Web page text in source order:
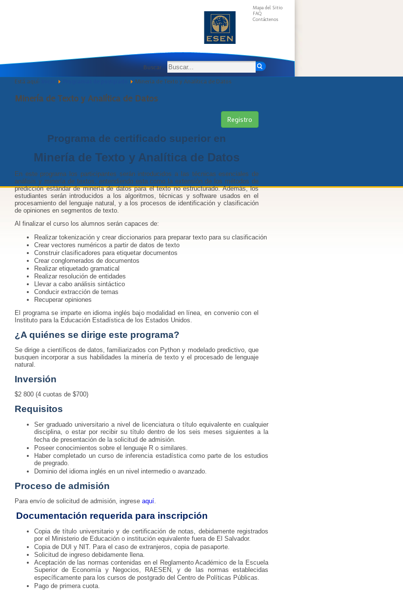
Mapa del Sitio
FAQ
Contáctenos
Buscar...
Está aquí: Minería de Texto y Analítica de Datos
Minería de Texto y Analítica de Datos
Registro
Programa de certificado superior en
Minería de Texto y Analítica de Datos
En este programa los participantes serán introducidos a las técnicas esenciales de
análisis y minería de textos, entendiendo esta como la extensión de los métodos de
predicción estándar de minería de datos para el texto no estructurado. Además, los
estudiantes serán introducidos a los algoritmos, técnicas y software usados en el
procesamiento del lenguaje natural, y a los procesos de identificación y clasificación
de opiniones en segmentos de texto.
Al finalizar el curso los alumnos serán capaces de:
Realizar tokenización y crear diccionarios para preparar texto para su clasificación
Crear vectores numéricos a partir de datos de texto
Construir clasificadores para etiquetar documentos
Crear conglomerados de documentos
Realizar etiquetado gramatical
Realizar resolución de entidades
Llevar a cabo análisis sintáctico
Conducir extracción de temas
Recuperar opiniones
El programa se imparte en idioma inglés bajo modalidad en línea, en convenio con el
Instituto para la Educación Estadística de los Estados Unidos.
¿A quiénes se dirige este programa?
Se dirige a científicos de datos, familiarizados con Python y modelado predictivo, que
busquen incorporar a sus habilidades la minería de texto y el procesado de lenguaje
natural.
Inversión
$2 800 (4 cuotas de $700)
Requisitos
Ser graduado universitario a nivel de licenciatura o título equivalente en cualquier
disciplina, o estar por recibir su título dentro de los seis meses siguientes a la
fecha de presentación de la solicitud de admisión.
Poseer conocimientos sobre el lenguaje R o similares.
Haber completado un curso de inferencia estadística como parte de los estudios
de pregrado.
Dominio del idioma inglés en un nivel intermedio o avanzado.
Proceso de admisión
Para envío de solicitud de admisión, ingrese aquí
Documentación requerida para inscripción
Copia de título universitario y de certificación de notas, debidamente registrados
por el Ministerio de Educación o institución equivalente fuera de El Salvador.
Copia de DUI y NIT. Para el caso de extranjeros, copia de pasaporte.
Solicitud de ingreso debidamente llena.
Aceptación de las normas contenidas en el Reglamento Académico de la Escuela
Superior de Economía y Negocios, RAESEN, y de las normas establecidas
específicamente para los cursos de postgrado del Centro de Políticas Públicas.
Pago de primera cuota.